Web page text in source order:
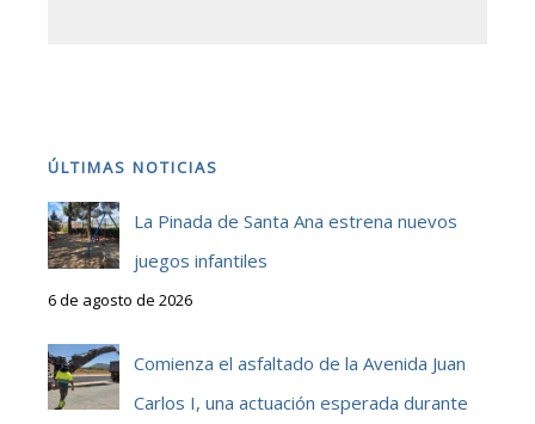
ÚLTIMAS NOTICIAS
La Pinada de Santa Ana estrena nuevos
juegos infantiles
6 de agosto de 2026
Comienza el asfaltado de la Avenida Juan
Carlos I, una actuación esperada durante